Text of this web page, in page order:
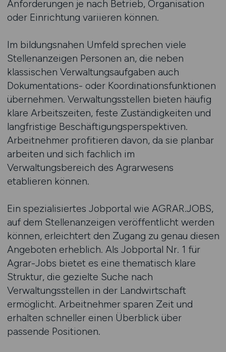
Anforderungen je nach Betrieb, Organisation
oder Einrichtung variieren können.
Im bildungsnahen Umfeld sprechen viele
Stellenanzeigen Personen an, die neben
klassischen Verwaltungsaufgaben auch
Dokumentations- oder Koordinationsfunktionen
übernehmen. Verwaltungsstellen bieten häufig
klare Arbeitszeiten, feste Zuständigkeiten und
langfristige Beschäftigungsperspektiven.
Arbeitnehmer profitieren davon, da sie planbar
arbeiten und sich fachlich im
Verwaltungsbereich des Agrarwesens
etablieren können.
Ein spezialisiertes Jobportal wie AGRAR.JOBS,
auf dem Stellenanzeigen veröffentlicht werden
können, erleichtert den Zugang zu genau diesen
Angeboten erheblich. Als Jobportal Nr. 1 für
Agrar-Jobs bietet es eine thematisch klare
Struktur, die gezielte Suche nach
Verwaltungsstellen in der Landwirtschaft
ermöglicht. Arbeitnehmer sparen Zeit und
erhalten schneller einen Überblick über
passende Positionen.